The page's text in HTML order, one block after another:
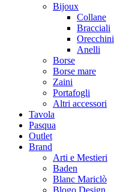
Bijoux
Collane
Bracciali
Orecchini
Anelli
Borse
Borse mare
Zaini
Portafogli
Altri accessori
Tavola
Pasqua
Outlet
Brand
Arti e Mestieri
Baden
Blanc Mariclò
Blogo Design